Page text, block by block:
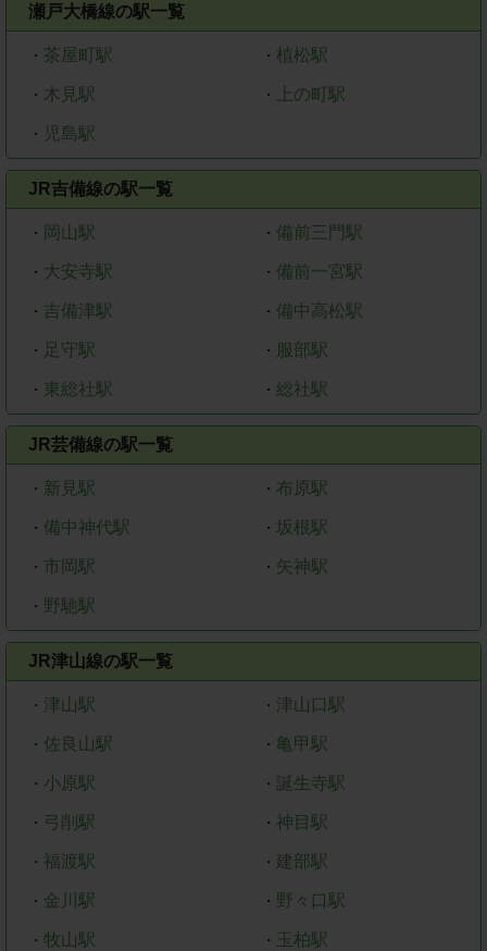
瀬戸大橋線の駅一覧
・ 茶屋町駅 ・ 植松駅
・ 木見駅 ・ 上の町駅
・ 児島駅
JR吉備線の駅一覧
・ 岡山駅 ・ 備前三門駅
・ 大安寺駅 ・ 備前一宮駅
・ 吉備津駅 ・ 備中高松駅
・ 足守駅 ・ 服部駅
・ 東総社駅 ・ 総社駅
JR芸備線の駅一覧
・ 新見駅 ・ 布原駅
・ 備中神代駅 ・ 坂根駅
・ 市岡駅 ・ 矢神駅
・ 野馳駅
JR津山線の駅一覧
・ 津山駅 ・ 津山口駅
・ 佐良山駅 ・ 亀甲駅
・ 小原駅 ・ 誕生寺駅
・ 弓削駅 ・ 神目駅
・ 福渡駅 ・ 建部駅
・ 金川駅 ・ 野々口駅
・ 牧山駅 ・ 玉柏駅